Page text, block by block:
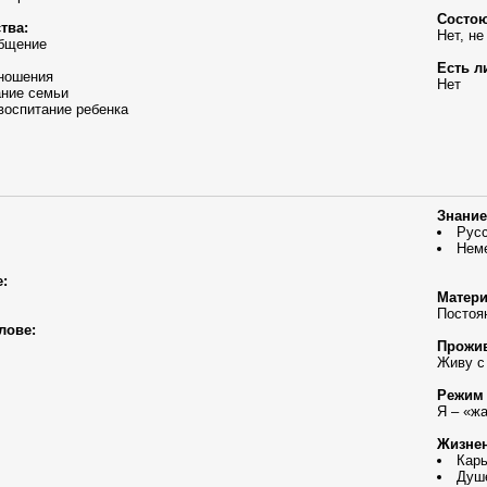
семьи
ребенка
Нет,
Есть
Нет
Живу с
Режим
Я –